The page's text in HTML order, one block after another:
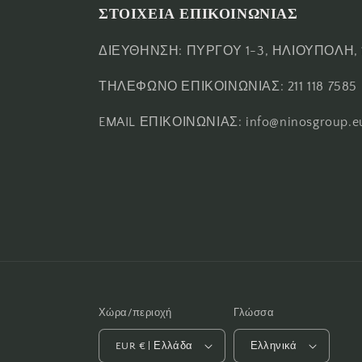
ΣΤΟΙΧΕΙΑ ΕΠΙΚΟΙΝΩΝΙΑΣ
ΔΙΕΥΘΗΝΣΗ: ΠΥΡΓΟΥ 1-3, ΗΛΙΟΥΠΟΛΗ,
ΤΗΛΕΦΩΝΟ ΕΠΙΚΟΙΝΩΝΙΑΣ: 211 118 7585
EMAIL ΕΠΙΚΟΙΝΩΝΙΑΣ:
Χώρα/περιοχή
EUR € | Ελλάδα
Γλώσσα
Ελληνικά